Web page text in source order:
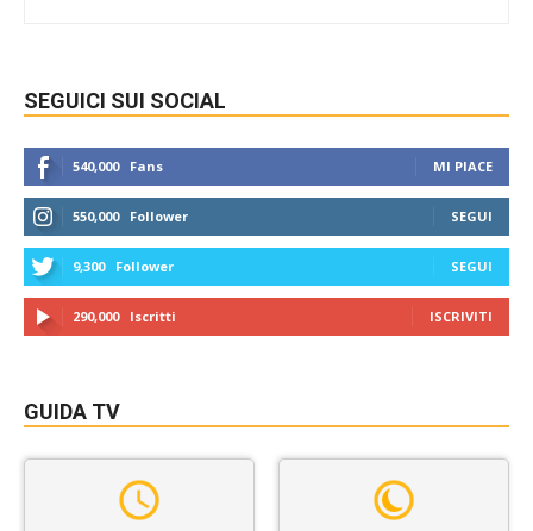
SEGUICI SUI SOCIAL
540,000 Fans MI PIACE
550,000 Follower SEGUI
9,300 Follower SEGUI
290,000 Iscritti ISCRIVITI
GUIDA TV